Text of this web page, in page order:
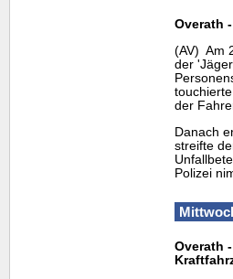
Overath
(AV) Am
der
der
Danach
streifte
Polizei
Overath